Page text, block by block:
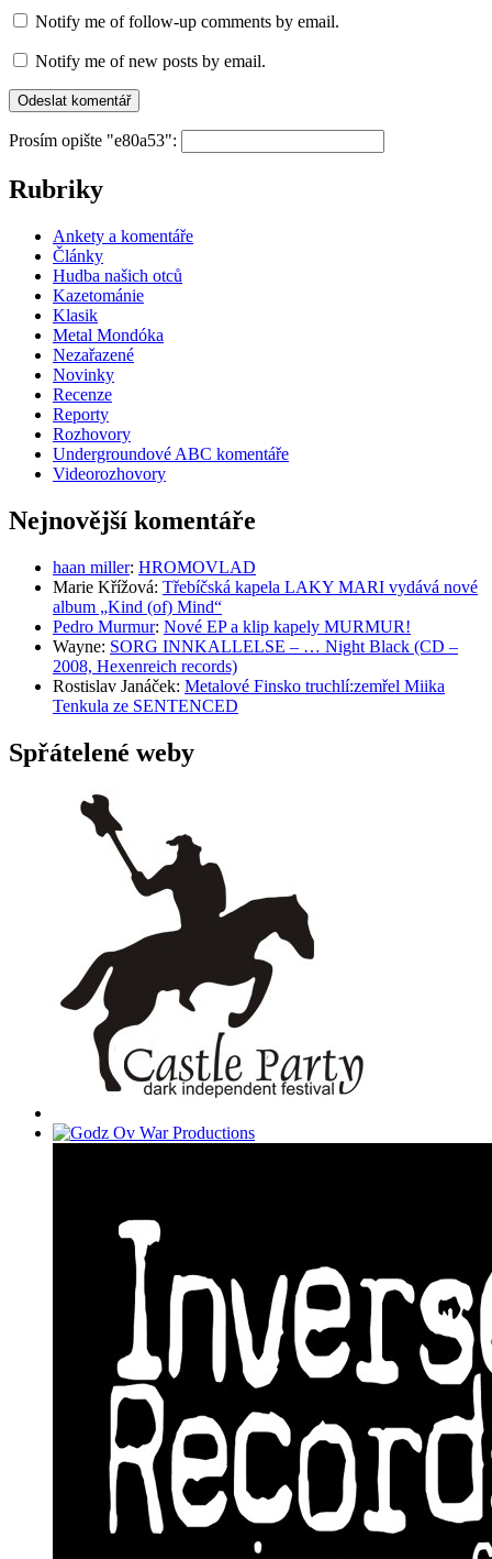
Notify me of follow-up comments by email.
Notify me of new posts by email.
Prosím opište "e80a53":
Rubriky
Ankety a komentáře
Články
Hudba našich otců
Kazetománie
Klasik
Metal Mondóka
Nezařazené
Novinky
Recenze
Reporty
Rozhovory
Undergroundové ABC komentáře
Videorozhovory
Nejnovější komentáře
haan miller: HROMOVLAD
Marie Křížová: Třebíčská kapela LAKY MARI vydává nové
album „Kind (of) Mind“
Pedro Murmur: Nové EP a klip kapely MURMUR!
Wayne: SORG INNKALLELSE – … Night Black (CD –
2008, Hexenreich records)
Rostislav Janáček: Metalové Finsko truchlí:zemřel Miika
Tenkula ze SENTENCED
Spřátelené weby